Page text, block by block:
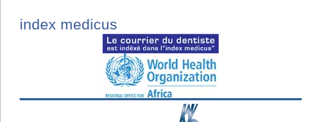
index medicus